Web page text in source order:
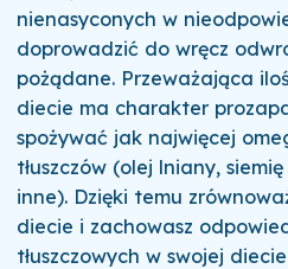
nienasyconych w
doprowadzić do wręcz
pożądane. Przeważająca
diecie ma charakter
spożywać jak najwięcej
tłuszczów (olej lniany,
inne). Dzięki temu
diecie i zachowasz
tłuszczowych w swojej